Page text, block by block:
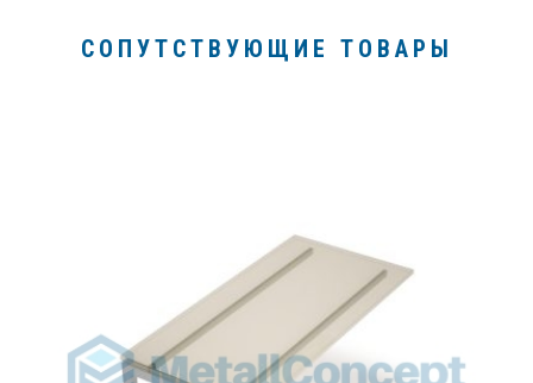
СОПУТСТВУЮЩИЕ ТОВАРЫ